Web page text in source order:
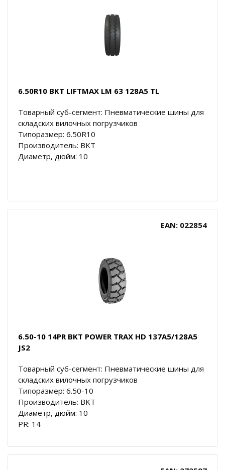
6.50R10 BKT LIFTMAX LM 63 128A5 TL
Товарный суб-сегмент: Пневматические шины для
складских вилочных погрузчиков
Типоразмер: 6.50R10
Производитель: BKT
Диаметр, дюйм: 10
EAN: 022854
6.50-10 14PR BKT POWER TRAX HD 137A5/128A5
JS2
Товарный суб-сегмент: Пневматические шины для
складских вилочных погрузчиков
Типоразмер: 6.50-10
Производитель: BKT
Диаметр, дюйм: 10
PR: 14